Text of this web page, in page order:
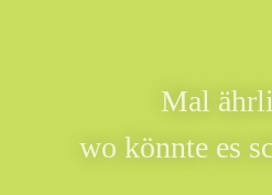
Mal
wo könnte es